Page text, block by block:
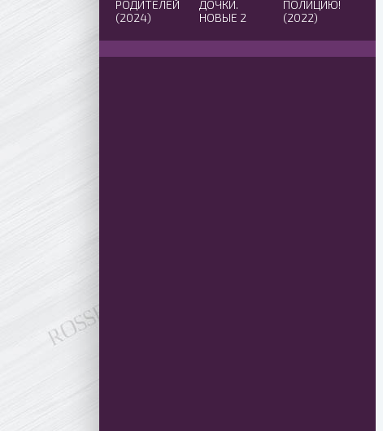
РОДИТЕЛЕЙ
(2024)
ДОЧКИ.
НОВЫЕ 2
ПОЛИЦИЮ!
(2022)